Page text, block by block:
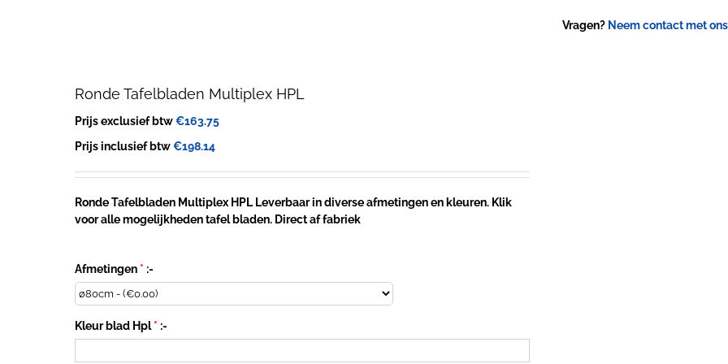
Ronde Tafelbladen Multiplex HPL
Prijs exclusief btw€163.75
Prijs inclusief btw€198.14
Ronde Tafelbladen Multiplex HPL Leverbaar in diverse afmetingen en kleuren. Klik
voor alle mogelijkheden tafel bladen. Direct af fabriek
Afmetingen * :-
Kleur blad Hpl* :-
Vragen? Neem contact met